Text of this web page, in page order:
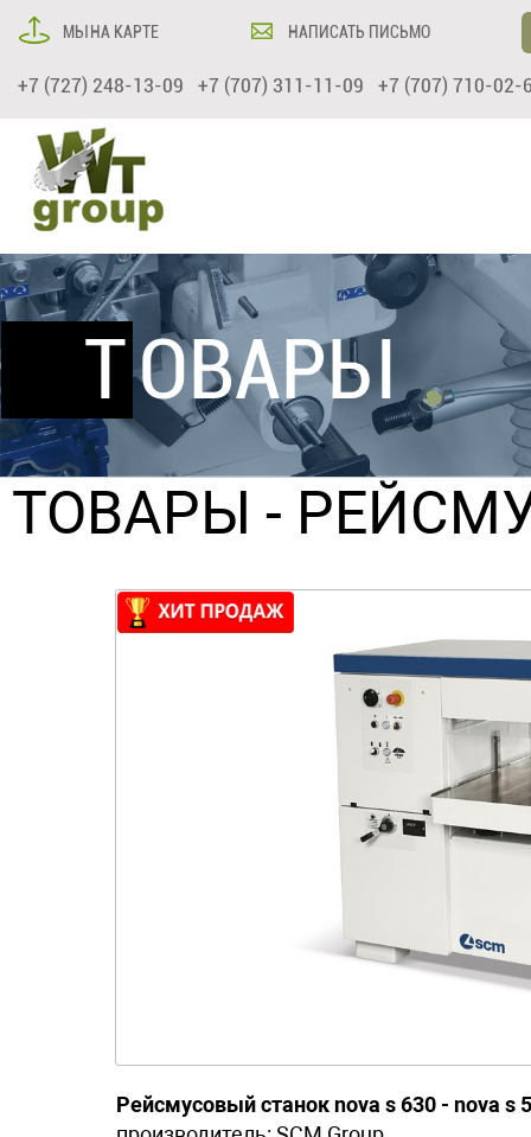
МЫ НА КАРТЕ НАПИСАТЬ ПИСЬМО
+7 (727) 248-13-09 +7 (707) 311-11-09 +7 (707) 710-02-
ТОВАРЫ
ТОВАРЫ -
Рейсмусовый станок nova s 630 - nova s